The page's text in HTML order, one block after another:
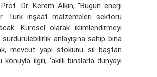
Dr. Kerem Alkin, “Bugün enerji
Türk inşaat malzemeleri sektörü
Küresel olarak iklimlendirmeyi
anlayışına sahip bina
mevcut yapı stokunu sil baştan
ilgili, ‘akıllı binalarla dünyayı